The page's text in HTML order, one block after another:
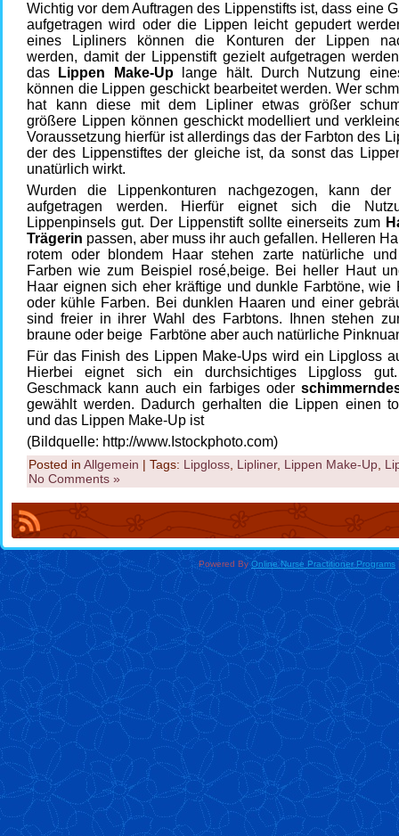
Wichtig vor dem Auftragen des Lippenstifts ist, dass eine
aufgetragen wird oder die Lippen leicht gepudert
eines Lipliners können die Konturen der Lippen
werden, damit der Lippenstift gezielt aufgetragen
das
Lippen Make-Uplange hält. Durch Nutzung
können die Lippen geschickt bearbeitet werden. Wer
hat kann diese mit dem Lipliner etwas größer
größere Lippen können geschickt modelliert und
Voraussetzung hierfür ist allerdings das der Farbton des
der des Lippenstiftes der gleiche ist, da sonst das
unatürlich wirkt.
Wurden die Lippenkonturen nachgezogen, kann der
aufgetragen werden. Hierfür eignet sich die
Lippenpinsels gut. Der Lippenstift sollte einerseits zum
Trägerin passen, aber muss ihr auch gefallen. Helleren
rotem oder blondem Haar stehen zarte natürliche
Farben wie zum Beispiel rosé,beige. Bei heller Haut
Haar eignen sich eher kräftige und dunkle Farbtöne, wie
oder kühle Farben. Bei dunklen Haaren und einer
sind freier in ihrer Wahl des Farbtons. Ihnen stehen
braune oder beige Farbtöne aber auch natürliche
Für das Finish des Lippen Make-Ups wird ein Lipgloss
Hierbei eignet sich ein durchsichtiges Lipgloss
Geschmack kann auch ein farbiges oder
gewählt werden. Dadurch gerhalten die Lippen einen
und das Lippen Make-Up ist
(Bildquelle: http://www.Istockphoto.com)
Posted in Allgemein | Tags: Lipgloss Lipliner, Lippen Make-Up
No Comments »
Powered ByOnline Nurse Practitioner Programs